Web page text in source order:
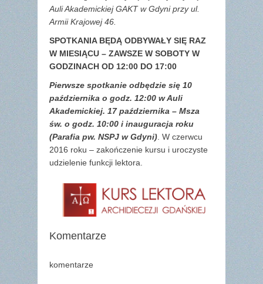
Auli Akademickiej GAKT w Gdyni przy ul.
Armii Krajowej 46.
SPOTKANIA BĘDĄ ODBYWAŁY SIĘ RAZ
W MIESIĄCU – ZAWSZE W SOBOTY W
GODZINACH OD 12:00 DO 17:00
Pierwsze spotkanie odbędzie się 10
października o godz. 12:00 w Auli
Akademickiej. 17 października – Msza
św. o godz. 10:00 i inauguracja roku
(Parafia pw. NSPJ w Gdyni) . W czerwcu
2016 roku – zakończenie kursu i uroczyste
udzielenie funkcji lektora.
Komentarze
komentarze